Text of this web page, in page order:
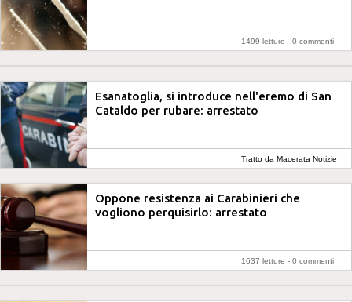
1499 letture - 0 commenti
Esanatoglia, si introduce nell'eremo di San
Cataldo per rubare: arrestato
Tratto da Macerata Notizie
Oppone resistenza ai Carabinieri che
vogliono perquisirlo: arrestato
1637 letture - 0 commenti